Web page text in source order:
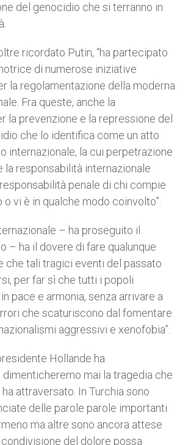
del genocidio che si terranno in
ricordato Putin, “ha partecipato
di numerose iniziative
la regolamentazione della moderna
Fra queste, anche la
la prevenzione e la repressione del
che lo identifica come un atto
internazionale, la cui perpetrazione
la responsabilità internazionale
penale di chi compie
vi è in qualche modo coinvolto”.
– ha proseguito il
– ha il dovere di fare qualunque
che tali tragici eventi del passato
per far sì che tutti i popoli
pace e armonia, senza arrivare a
che scaturiscono dal fomentare
aggressivi e xenofobia”.
Hollande ha
dimenticheremo mai la tragedia che
attraversato. In Turchia sono
delle parole parole importanti
ma altre sono ancora attese
del dolore possa